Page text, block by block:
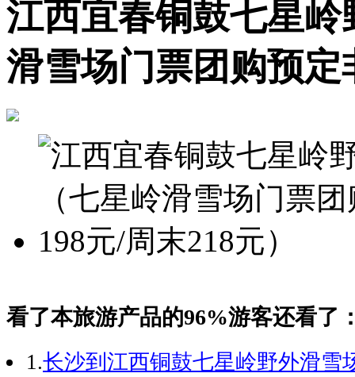
江西宜春铜鼓七星
滑雪场门票团购预定
看了本旅游产品的96%游客还看了
1.长沙到江西铜鼓七星岭野外滑雪